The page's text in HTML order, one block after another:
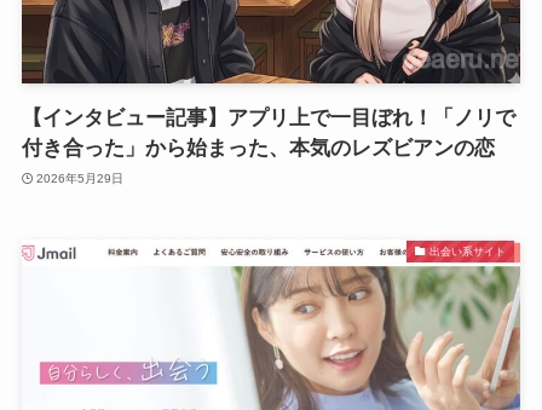
【インタビュー記事】アプリ上で一目ぼれ！「ノリで
付き合った」から始まった、本気のレズビアンの恋
2026年5月29日
出会い系サイト